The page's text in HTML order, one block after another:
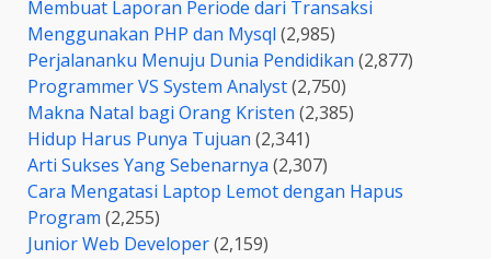
Membuat Laporan Periode dari Transaksi
Menggunakan PHP dan Mysql (2,985)
Perjalananku Menuju Dunia Pendidikan (2,877)
Programmer VS System Analyst(2,750)
Makna Natal bagi Orang Kristen (2,385)
Hidup Harus Punya Tujuan (2,341)
Arti Sukses Yang Sebenarnya (2,307)
Cara Mengatasi Laptop Lemot dengan Hapus
Program (2,255)
Junior Web Developer(2,159)